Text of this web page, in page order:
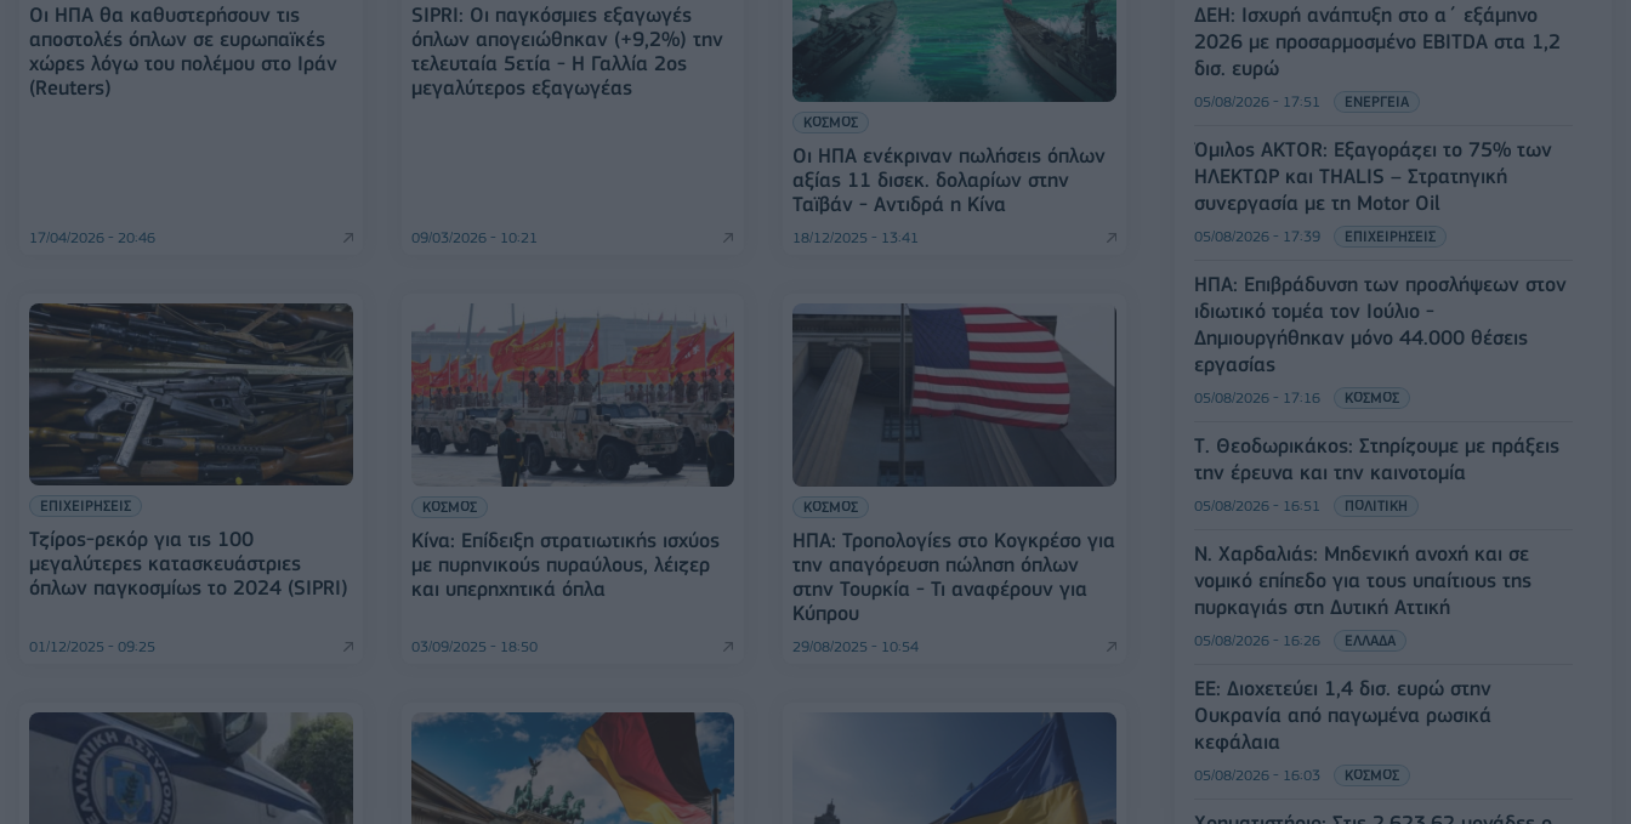
Οι ΗΠΑ θα καθυστερήσουν τις
αποστολές όπλων σε ευρωπαϊκές
χώρες λόγω του πολέμου στο Ιράν
(Reuters)
17/04/2026 - 20:46
SIPRI: Οι παγκόσμιες εξαγωγές
όπλων απογειώθηκαν (+9,2%) την
τελευταία 5ετία - Η Γαλλία 2ος
μεγαλύτερος εξαγωγέας
09/03/2026 - 10:21
ΚΟΣΜΟΣ
Οι ΗΠΑ ενέκριναν πωλήσεις όπλων
αξίας 11 δισεκ. δολαρίων στην
Ταϊβάν - Αντιδρά η Κίνα
18/12/2025 - 13:41
ΕΠΙΧΕΙΡΗΣΕΙΣ
Τζίρος-ρεκόρ για τις 100
μεγαλύτερες κατασκευάστριες
όπλων παγκοσμίως το 2024 (SIPRI)
01/12/2025 - 09:25
ΚΟΣΜΟΣ
Κίνα: Επίδειξη στρατιωτικής ισχύος
με πυρηνικούς πυραύλους, λέιζερ
και υπερηχητικά όπλα
03/09/2025 - 18:50
ΚΟΣΜΟΣ
ΗΠΑ: Τροπολογίες στο Κογκρέσο για
την απαγόρευση πώληση όπλων
στην Τουρκία - Τι αναφέρουν για
Κύπρου
29/08/2025 - 10:54
ΔΕΗ: Ισχυρή ανάπτυξη στο α΄ εξάμηνο
2026 με προσαρμοσμένο EBITDA στα 1,2
δισ. ευρώ
05/08/2026 - 17:51 ΕΝΕΡΓΕΙΑ
Όμιλος AKTOR: Εξαγοράζει το 75% των
ΗΛΕΚΤΩΡ και THALIS – Στρατηγική
συνεργασία με τη Motor Oil
05/08/2026 - 17:39 ΕΠΙΧΕΙΡΗΣΕΙΣ
ΗΠΑ: Επιβράδυνση των προσλήψεων στον
ιδιωτικό τομέα τον Ιούλιο -
Δημιουργήθηκαν μόνο 44.000 θέσεις
εργασίας
05/08/2026 - 17:16 ΚΟΣΜΟΣ
Τ. Θεοδωρικάκος: Στηρίζουμε με πράξεις
την έρευνα και την καινοτομία
05/08/2026 - 16:51 ΠΟΛΙΤΙΚΗ
Ν. Χαρδαλιάς: Μηδενική ανοχή και σε
νομικό επίπεδο για τους υπαίτιους της
πυρκαγιάς στη Δυτική Αττική
05/08/2026 - 16:26 ΕΛΛΑΔΑ
ΕΕ: Διοχετεύει 1,4 δισ. ευρώ στην
Ουκρανία από παγωμένα ρωσικά
κεφάλαια
05/08/2026 - 16:03 ΚΟΣΜΟΣ